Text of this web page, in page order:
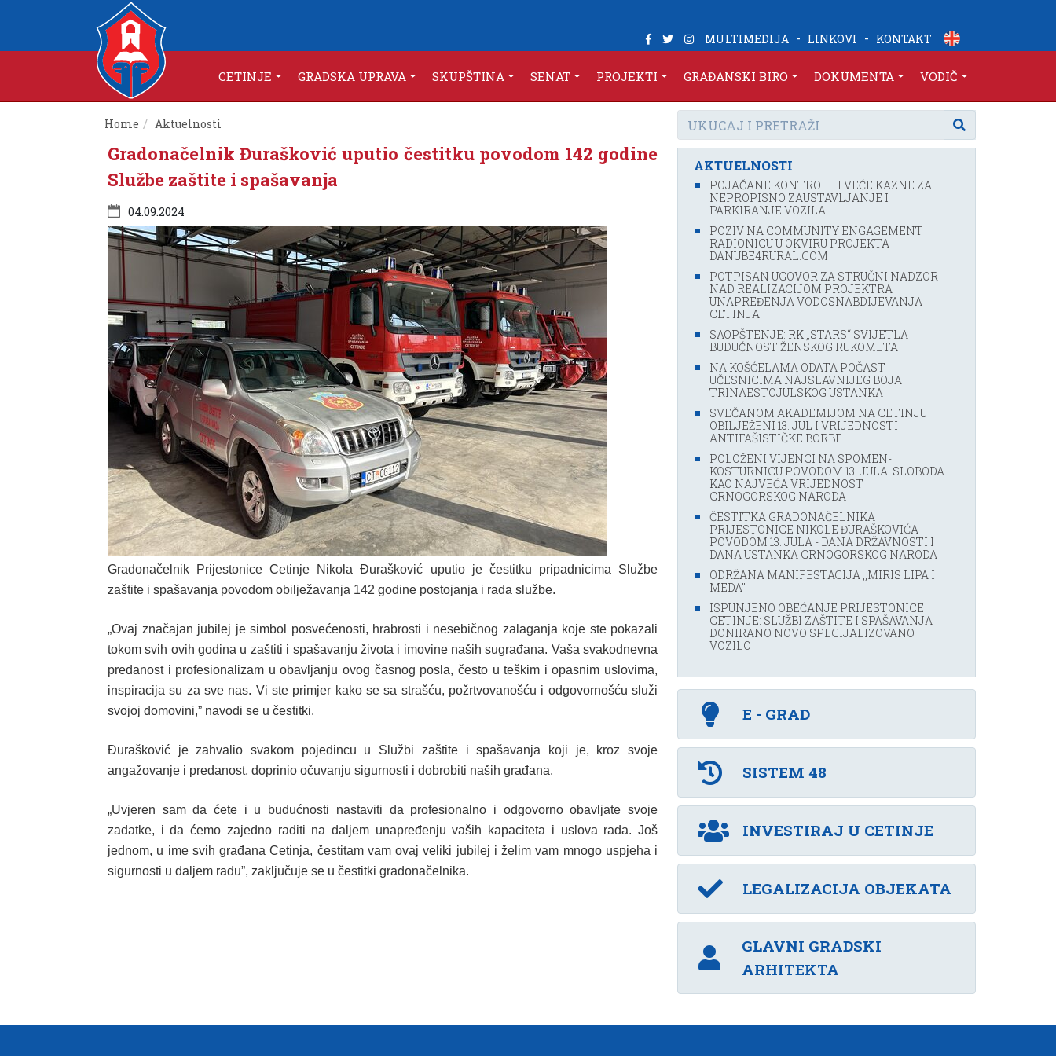
MULTIMEDIJA - LINKOVI - KONTAKT
CETINJE GRADSKA UPRAVA SKUPŠTINA SENAT PROJEKTI GRAĐANSKI BIRO DOKUMENTA VODIČ
Home Aktuelnosti
Gradonačelnik Đurašković uputio čestitku povodom 142 godine
Službe zaštite i spašavanja
04.09.2024
Gradonačelnik Prijestonice Cetinje Nikola Đurašković uputio je čestitku pripadnicima Službe
zaštite i spašavanja povodom obilježavanja 142 godine postojanja i rada službe.
„Ovaj značajan jubilej je simbol posvećenosti, hrabrosti i nesebičnog zalaganja koje ste pokazali
tokom svih ovih godina u zaštiti i spašavanju života i imovine naših sugrađana. Vaša svakodnevna
predanost i profesionalizam u obavljanju ovog časnog posla, često u teškim i opasnim uslovima,
inspiracija su za sve nas. Vi ste primjer kako se sa strašću, požrtvovanošću i odgovornošću služi
svojoj domovini,” navodi se u čestitki.
Đurašković je zahvalio svakom pojedincu u Službi zaštite i spašavanja koji je, kroz svoje
angažovanje i predanost, doprinio očuvanju sigurnosti i dobrobiti naših građana.
„Uvjeren sam da ćete i u budućnosti nastaviti da profesionalno i odgovorno obavljate svoje
zadatke, i da ćemo zajedno raditi na daljem unapređenju vaših kapaciteta i uslova rada. Još
jednom, u ime svih građana Cetinja, čestitam vam ovaj veliki jubilej i želim vam mnogo uspjeha i
sigurnosti u daljem radu”, zaključuje se u čestitki gradonačelnika.
AKTUELNOSTI
POJAČANE KONTROLE I VEĆE KAZNE ZA
NEPROPISNO ZAUSTAVLJANJE I
PARKIRANJE VOZILA
POZIV NA COMMUNITY ENGAGEMENT
RADIONICU U OKVIRU PROJEKTA
DANUBE4RURAL.COM
POTPISAN UGOVOR ZA STRUČNI NADZOR
NAD REALIZACIJOM PROJEKTRA
UNAPREĐENJA VODOSNABDIJEVANJA
CETINJA
SAOPŠTENJE: RK „STARS“ SVIJETLA
BUDUĆNOST ŽENSKOG RUKOMETA
NA KOŠĆELAMA ODATA POČAST
UČESNICIMA NAJSLAVNIJEG BOJA
TRINAESTOJULSKOG USTANKA
SVEČANOM AKADEMIJOM NA CETINJU
OBILJEŽENI 13. JUL I VRIJEDNOSTI
ANTIFAŠISTIČKE BORBE
POLOŽENI VIJENCI NA SPOMEN-
KOSTURNICU POVODOM 13. JULA: SLOBODA
KAO NAJVEĆA VRIJEDNOST
CRNOGORSKOG NARODA
ČESTITKA GRADONAČELNIKA
PRIJESTONICE NIKOLE ĐURAŠKOVIĆA
POVODOM 13. JULA - DANA DRŽAVNOSTI I
DANA USTANKA CRNOGORSKOG NARODA
ODRŽANA MANIFESTACIJA ,,MIRIS LIPA I
MEDA''
ISPUNJENO OBEĆANJE PRIJESTONICE
CETINJE: SLUŽBI ZAŠTITE I SPAŠAVANJA
DONIRANO NOVO SPECIJALIZOVANO
VOZILO
E - GRAD
SISTEM 48
INVESTIRAJ U CETINJE
LEGALIZACIJA OBJEKATA
GLAVNI GRADSKI
ARHITEKTA